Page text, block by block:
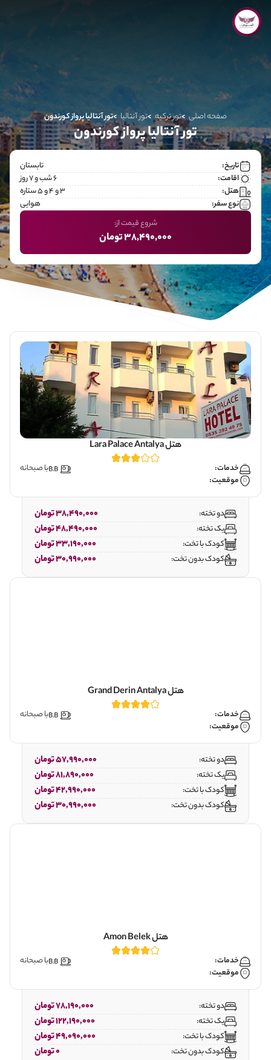
صفحه اصلی تور ترکیه تور آنتالیا تور آنتالیا پرواز کورندون
تور آنتالیا پرواز کورندون
تاریخ:
تابستان
اقامت:
6 شب و 7 روز
هتل:
۳ و ۴ و ۵ ستاره
نوع سفر:
هوایی
شروع قیمت از:
38,490,000 تومان
هتل Lara Palace Antalya
خدمات:
با صبحانه
موقعیت:
دو تخته: 38,490,000 تومان
یک تخته: 48,490,000 تومان
کودک با تخت: 33,190,000 تومان
کودک بدون تخت: 30,990,000 تومان
هتل Grand Derin Antalya
خدمات:
با صبحانه
موقعیت:
دو تخته: 57,990,000 تومان
یک تخته: 81,890,000 تومان
کودک با تخت: 42,990,000 تومان
کودک بدون تخت: 30,990,000 تومان
هتل Amon Belek
خدمات:
با صبحانه
موقعیت:
دو تخته: 78,190,000 تومان
یک تخته: 122,190,000 تومان
کودک با تخت: 49,090,000 تومان
کودک بدون تخت: 0 تومان